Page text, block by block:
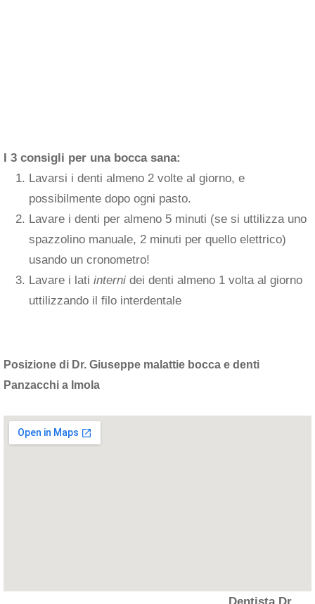
I 3 consigli per una bocca sana:
Lavarsi i denti almeno 2 volte al giorno, e
possibilmente dopo ogni pasto.
Lavare i denti per almeno 5 minuti (se si uttilizza uno
spazzolino manuale, 2 minuti per quello elettrico)
usando un cronometro!
Lavare i lati interni dei denti almeno 1 volta al giorno
uttilizzando il filo interdentale
Posizione di Dr. Giuseppe malattie bocca e denti
Panzacchi a Imola